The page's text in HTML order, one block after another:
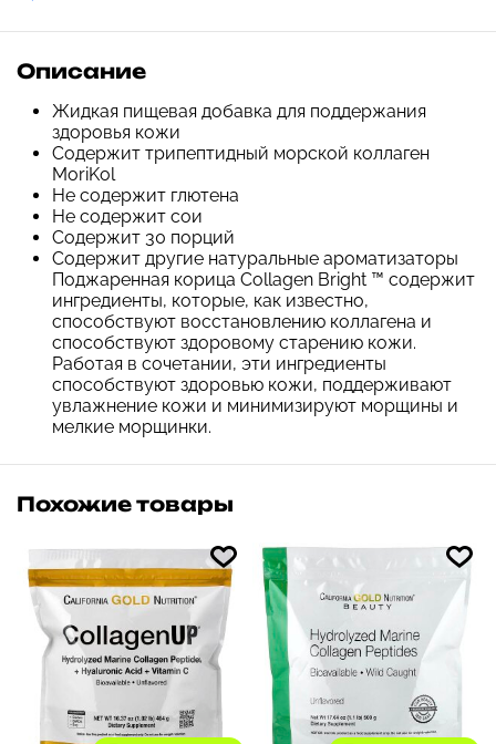
Описание
Жидкая пищевая добавка для поддержания
здоровья кожи
Содержит трипептидный морской коллаген
MoriKol
Не содержит глютена
Не содержит сои
Содержит 30 порций
Содержит другие натуральные ароматизаторы
Поджаренная корица Collagen Bright ™ содержит
ингредиенты, которые, как известно,
способствуют восстановлению коллагена и
способствуют здоровому старению кожи.
Работая в сочетании, эти ингредиенты
способствуют здоровью кожи, поддерживают
увлажнение кожи и минимизируют морщины и
мелкие морщинки.
Похожие товары